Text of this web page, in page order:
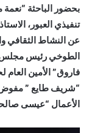
بحضور الباحثة
تنفيذي العبور،
عن النشاط الثقافي
الطوخي رئيس مجلس
فاروق” الأمين
“شريف طايع ” مفوض
الأعمال “عيسى